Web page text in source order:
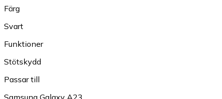
Färg
Svart
Funktioner
Stötskydd
Passar till
Samsung Galaxy A23